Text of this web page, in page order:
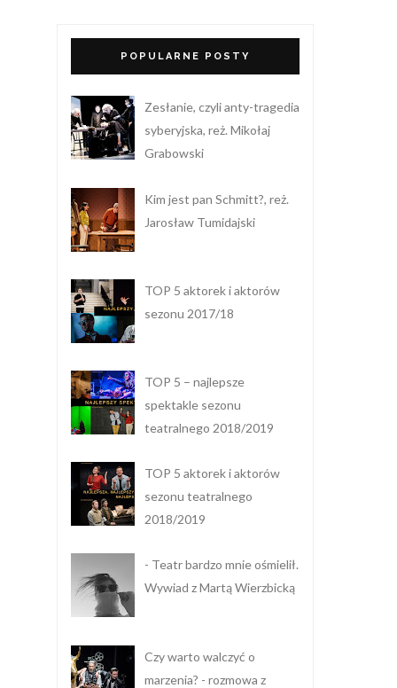
POPULARNE POSTY
Zesłanie, czyli anty-tragedia
syberyjska, reż. Mikołaj
Grabowski
Kim jest pan Schmitt?, reż.
Jarosław Tumidajski
TOP 5 aktorek i aktorów
sezonu 2017/18
TOP 5 – najlepsze
spektakle sezonu
teatralnego 2018/2019
TOP 5 aktorek i aktorów
sezonu teatralnego
2018/2019
- Teatr bardzo mnie ośmielił.
Wywiad z Martą Wierzbicką
Czy warto walczyć o
marzenia? - rozmowa z